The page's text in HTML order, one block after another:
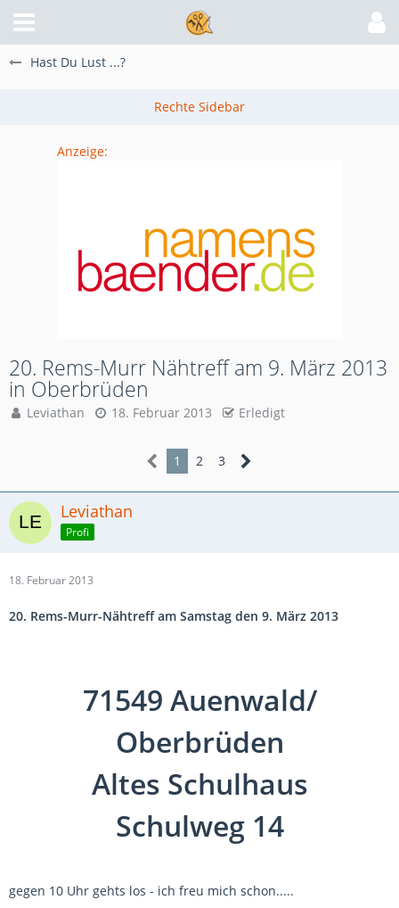
Hast Du Lust ...?
Anzeige:
20. Rems-Murr Nähtreff am 9. März 2013
in Oberbrüden
Leviathan 18. Februar 2013 Erledigt
1 2 3
Leviathan
Profi
18. Februar 2013
20. Rems-Murr-Nähtreff am Samstag den 9. März 2013
71549 Auenwald/
Oberbrüden
Altes Schulhaus
Schulweg 14
gegen 10 Uhr gehts los - ich freu mich schon.....